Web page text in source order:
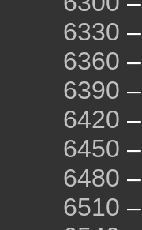
6330 –
6360 –
6390 –
6420 –
6450 –
6480 –
6510 –